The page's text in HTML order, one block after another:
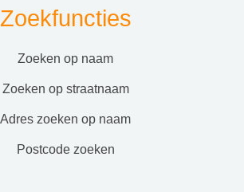
Zoekfuncties
zoeken op naam
zoeken op straatnaam
adres zoeken op naam
postcode zoeken